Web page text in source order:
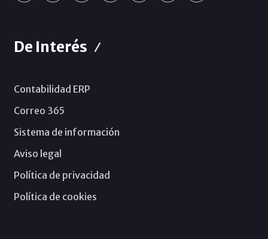
De Interés
Contabilidad ERP
Correo 365
Sistema de información
Aviso legal
Política de privacidad
Política de cookies